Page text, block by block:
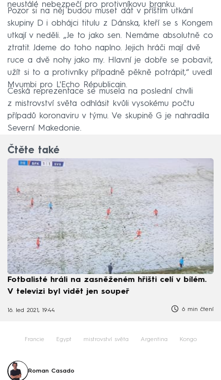
neustálé nebezpečí pro protivníkovu branku.
Pozor si na něj budou muset dát v příštím utkání
skupiny D i obhájci titulu z Dánska, kteří se s Kongem
utkají v neděli. „Je to jako sen. Nemáme absolutně co
ztratit. Jdeme do toho naplno. Jejich hráči mají dvě
ruce a dvě nohy jako my. Hlavní je dobře se pobavit,
užít si to a protivníky případně pěkně potrápit,“ uvedl
Mvumbi pro L'Echo Républicain.
Česká reprezentace se musela na poslední chvíli
z mistrovství světa odhlásit kvůli vysokému počtu
případů koronaviru v týmu. Ve skupině G je nahradila
Severní Makedonie.
Čtěte také
Fotbalisté hráli na zasněženém hřišti celí v bílém.
V televizi byl vidět jen soupeř
16. led 2021, 19:44 6 min čtení
Francie Egypt mistrovství světa Argentina Kongo
Roman Casado